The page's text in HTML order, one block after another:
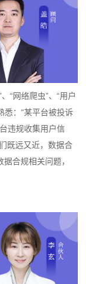
“网络爬虫”、“用户
：“某平台被投诉
违规收集用户信
既远又近，数据合
合规相关问题，